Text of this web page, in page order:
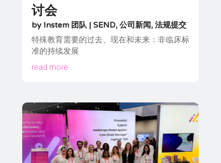
讨会
by Instem 团队| SEND, 公司新闻, 法规提交
特殊教育需要的过去、现在和未来：非临床标
准的持续发展
read more